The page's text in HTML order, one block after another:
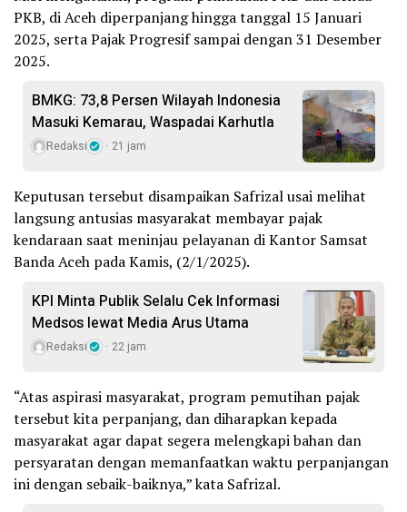
PKB, di Aceh diperpanjang hingga tanggal 15 Januari
2025, serta Pajak Progresif sampai dengan 31 Desember
2025.
BMKG: 73,8 Persen Wilayah Indonesia
Masuki Kemarau, Waspadai Karhutla
Redaksi 21 jam
Keputusan tersebut disampaikan Safrizal usai melihat
langsung antusias masyarakat membayar pajak
kendaraan saat meninjau pelayanan di Kantor Samsat
Banda Aceh pada Kamis, (2/1/2025).
KPI Minta Publik Selalu Cek Informasi
Medsos lewat Media Arus Utama
Redaksi 22 jam
“Atas aspirasi masyarakat, program pemutihan pajak
tersebut kita perpanjang, dan diharapkan kepada
masyarakat agar dapat segera melengkapi bahan dan
persyaratan dengan memanfaatkan waktu perpanjangan
ini dengan sebaik-baiknya,” kata Safrizal.